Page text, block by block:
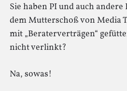
Sie haben PI und auch
dem Mutterschoß von Media
mit „Beraterverträgen“
nicht verlinkt?
Na, sowas!